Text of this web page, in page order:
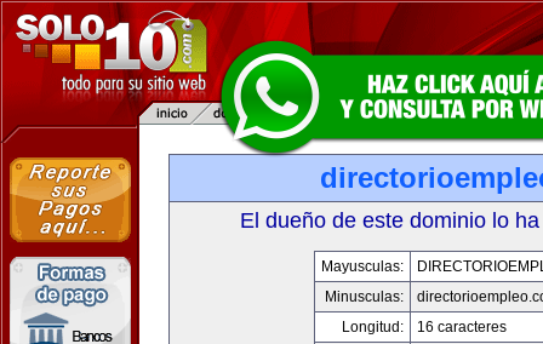
El dueño de este dominio lo
Mayusculas:
Minusculas:
Longitud:
16 caracteres